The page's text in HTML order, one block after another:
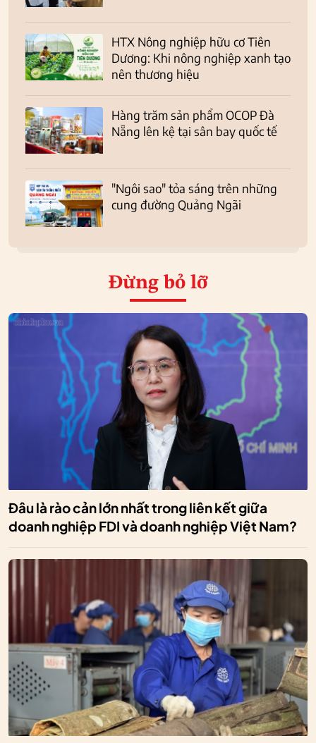
HTX Nông nghiệp hữu cơ Tiên
Dương: Khi nông nghiệp xanh tạo
nên thương hiệu
Hàng trăm sản phẩm OCOP Đà
Nẵng lên kệ tại sân bay quốc tế
"Ngôi sao" tỏa sáng trên những
cung đường Quảng Ngãi
Đừng bỏ lỡ
Đâu là rào cản lớn nhất trong liên kết giữa
doanh nghiệp FDI và doanh nghiệp Việt Nam?